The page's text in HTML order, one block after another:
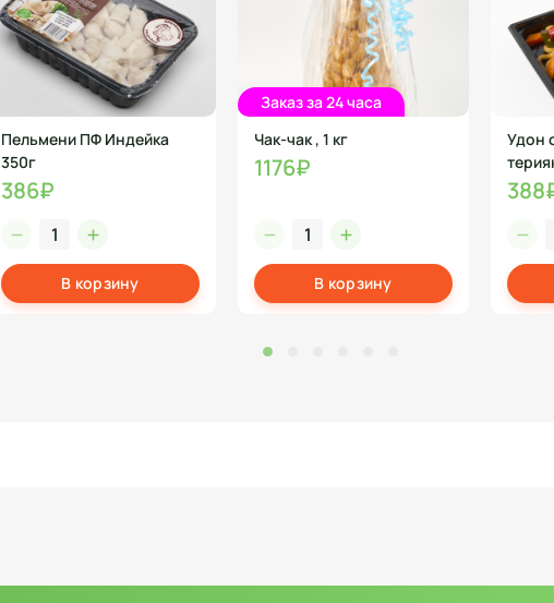
Пельмени ПФ Индейка
350г
386₽
В корзину
Заказ за 24 часа
Чак-чак , 1 кг
1176₽
В корзину
Удон